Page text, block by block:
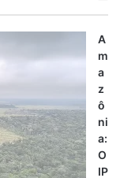
A
m
a
z
ô
ni
a:
O
IP